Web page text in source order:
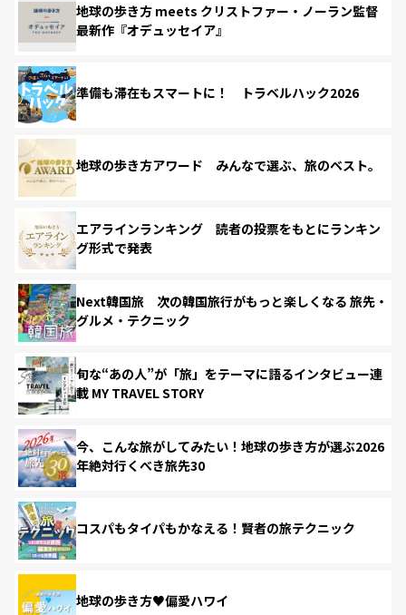
地球の歩き方 meets クリストファー・ノーラン監督
最新作『オデュッセイア』
準備も滞在もスマートに！ トラベルハック2026
地球の歩き方アワード みんなで選ぶ、旅のベスト。
エアラインランキング 読者の投票をもとにランキン
グ形式で発表
Next韓国旅 次の韓国旅行がもっと楽しくなる 旅先・
グルメ・テクニック
旬な“あの人”が「旅」をテーマに語るインタビュー連
載 MY TRAVEL STORY
今、こんな旅がしてみたい！地球の歩き方が選ぶ2026
年絶対行くべき旅先30
コスパもタイパもかなえる！賢者の旅テクニック
地球の歩き方♥偏愛ハワイ